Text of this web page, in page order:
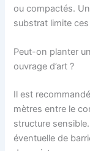
ou compactés.
substrat limite
Peut-on planter
ouvrage d’art ?
Il est
mètres entre le
structure
éventuelle de